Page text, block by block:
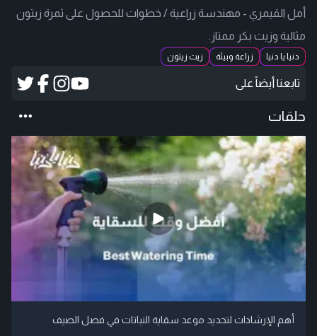
أمل القيمري - مهندسة زراعية / خطوات للحصول على ثمرة زيتون
مثالية وزيت بكر ممتاز.
دنيا يا دنيا زراعة وبيئة زيت زيتون
تابعنا أيضاً على
حلقات
أهم الإرشادات لتحديد موعد سقاية النباتات في فصل الصيف